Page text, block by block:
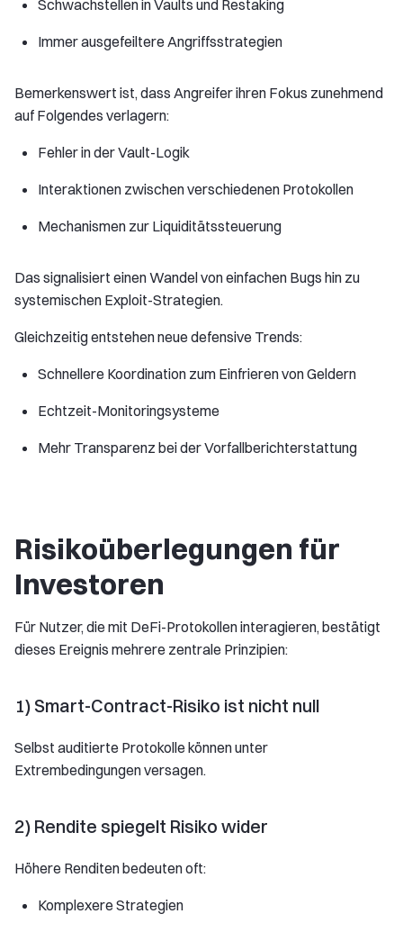
Schwachstellen in Vaults und Restaking
Immer ausgefeiltere Angriffsstrategien
Bemerkenswert ist, dass Angreifer ihren Fokus zunehmend
auf Folgendes verlagern:
Fehler in der Vault-Logik
Interaktionen zwischen verschiedenen Protokollen
Mechanismen zur Liquiditätssteuerung
Das signalisiert einen Wandel von einfachen Bugs hin zu
systemischen Exploit-Strategien.
Gleichzeitig entstehen neue defensive Trends:
Schnellere Koordination zum Einfrieren von Geldern
Echtzeit-Monitoringsysteme
Mehr Transparenz bei der Vorfallberichterstattung
Risikoüberlegungen für
Investoren
Für Nutzer, die mit DeFi-Protokollen interagieren, bestätigt
dieses Ereignis mehrere zentrale Prinzipien:
1) Smart-Contract-Risiko ist nicht null
Selbst auditierte Protokolle können unter
Extrembedingungen versagen.
2) Rendite spiegelt Risiko wider
Höhere Renditen bedeuten oft:
Komplexere Strategien